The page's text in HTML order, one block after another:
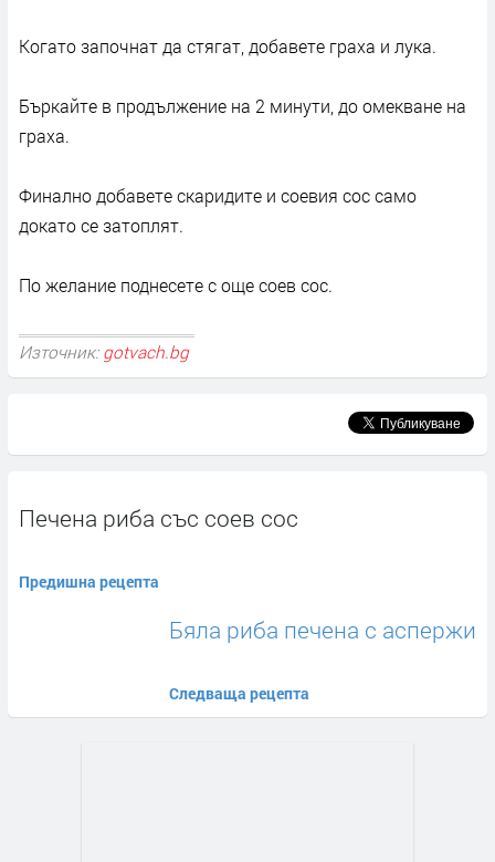
Когато започнат да стягат, добавете граха и лука.
Бъркайте в продължение на 2 минути, до омекване на
граха.
Финално добавете скаридите и соевия сос само
докато се затоплят.
По желание поднесете с още соев сос.
Източник: gotvach.bg
Печена риба със соев сос
Предишна рецепта
Бяла риба печена с аспержи
Следваща рецепта